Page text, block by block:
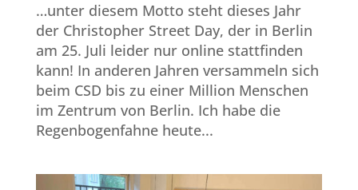
…unter diesem Motto steht dieses Jahr
der Christopher Street Day, der in Berlin
am 25. Juli leider nur online stattfinden
kann! In anderen Jahren versammeln sich
beim CSD bis zu einer Million Menschen
im Zentrum von Berlin. Ich habe die
Regenbogenfahne heute...